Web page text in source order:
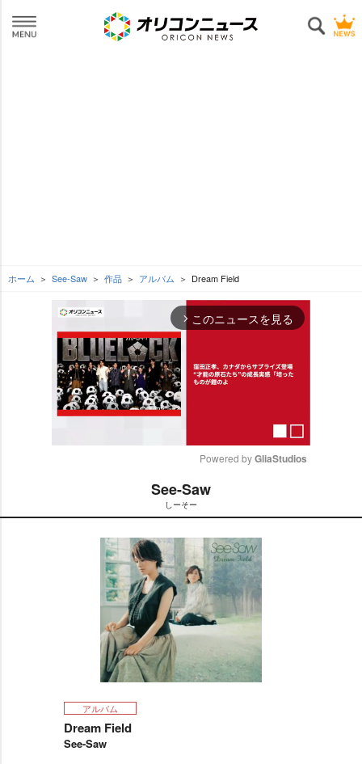
ホーム See-Saw 作品 アルバム Dream Field
arrow_forward_ios このニュースを見る
t
e
Powered by GliaStudios
See-Saw
しーそー
アルバム
Dream Field
See-Saw